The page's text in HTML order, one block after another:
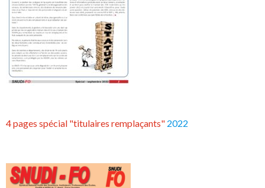
4 pages spécial "titulaires remplaçants" 2022